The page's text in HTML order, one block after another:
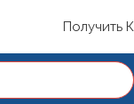
Получить